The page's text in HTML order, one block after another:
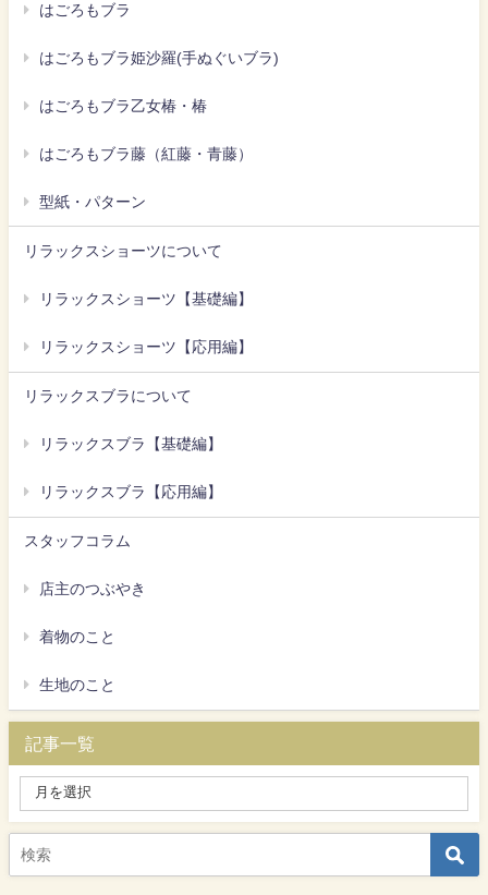
はごろもブラ
はごろもブラ姫沙羅(手ぬぐいブラ)
はごろもブラ乙女椿・椿
はごろもブラ藤（紅藤・青藤）
型紙・パターン
リラックスショーツについて
リラックスショーツ【基礎編】
リラックスショーツ【応用編】
リラックスブラについて
リラックスブラ【基礎編】
リラックスブラ【応用編】
スタッフコラム
店主のつぶやき
着物のこと
生地のこと
記事一覧